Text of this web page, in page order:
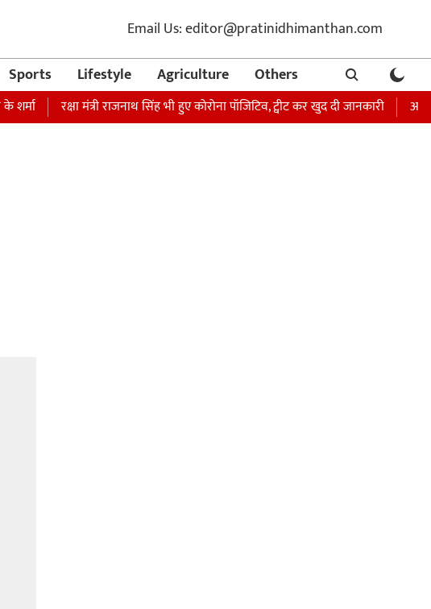
Email Us: editor@pratinidhimanthan.com
Sports Lifestyle Agriculture Others
रक्षा मंत्री राजनाथ सिंह भी हुए कोरोना पॉजिटिव, ट्वीट कर खुद दी जानकारी अभिनेता